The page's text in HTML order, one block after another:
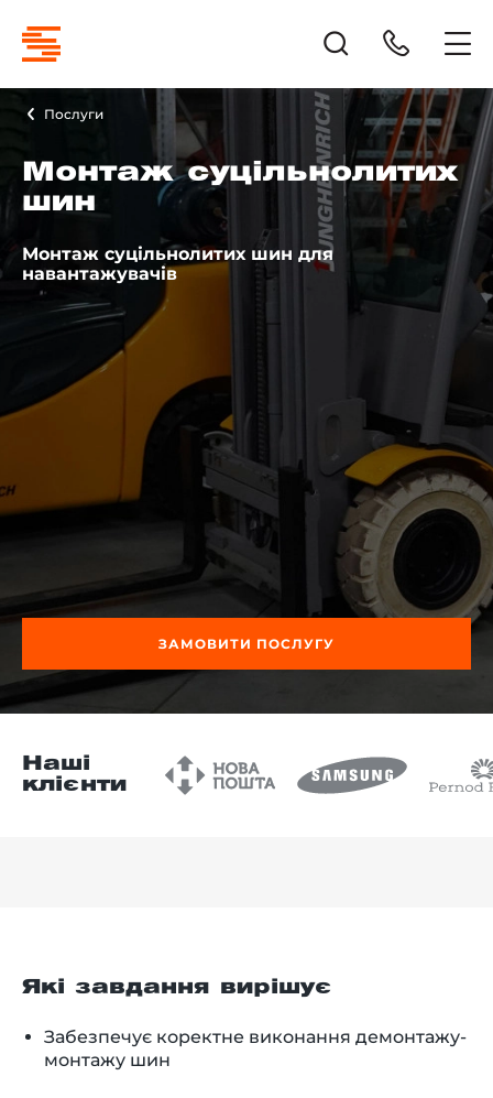
Послуги
Монтаж суцільнолитих
шин
Монтаж суцільнолитих шин для
навантажувачів
ЗАМОВИТИ ПОСЛУГУ
Наші
клієнти
Які завдання вирішує
Забезпечує коректне виконання демонтажу-
монтажу шин
поверх